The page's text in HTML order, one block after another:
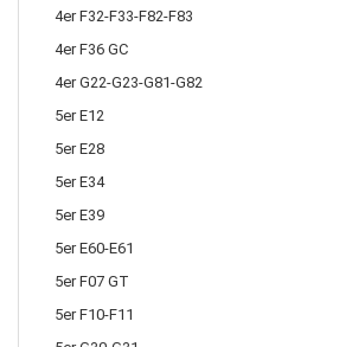
4er F32-F33-F82-F83
4er F36 GC
4er G22-G23-G81-G82
5er E12
5er E28
5er E34
5er E39
5er E60-E61
5er F07 GT
5er F10-F11